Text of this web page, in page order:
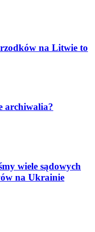
na Litwie to
archiwalia?
wiele sądowych
na Ukrainie